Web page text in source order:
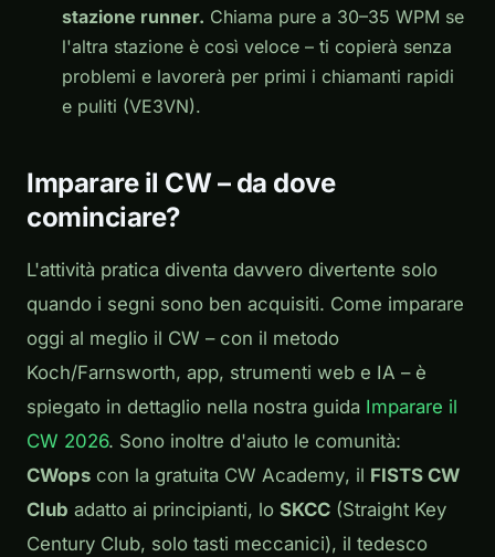
stazione runner. Chiama pure a 30–35 WPM se
l'altra stazione è così veloce – ti copierà senza
problemi e lavorerà per primi i chiamanti rapidi
e puliti (VE3VN).
Imparare il CW – da dove
cominciare?
L'attività pratica diventa davvero divertente solo
quando i segni sono ben acquisiti. Come imparare
oggi al meglio il CW – con il metodo
Koch/Farnsworth, app, strumenti web e IA – è
spiegato in dettaglio nella nostra guida Imparare il
CW 2026. Sono inoltre d'aiuto le comunità:
CWops con la gratuita CW Academy, il FISTS CW
Club adatto ai principianti, lo SKCC (Straight Key
Century Club, solo tasti meccanici), il tedesco